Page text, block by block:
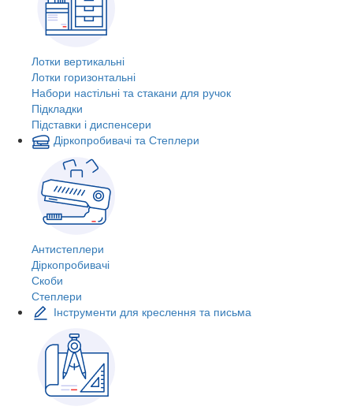
Лотки вертикальні
Лотки горизонтальні
Набори настільні та стакани для ручок
Підкладки
Підставки і диспенсери
Діркопробивачі та Степлери
Антистеплери
Діркопробивачі
Скоби
Степлери
Інструменти для креслення та письма